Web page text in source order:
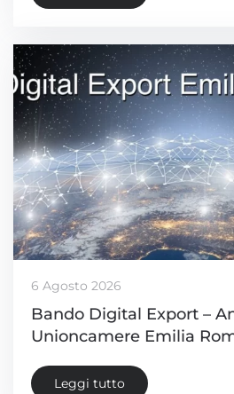
6 Agosto 2026
Bando Digital Export –
Unioncamere Emilia
Leggi tutto